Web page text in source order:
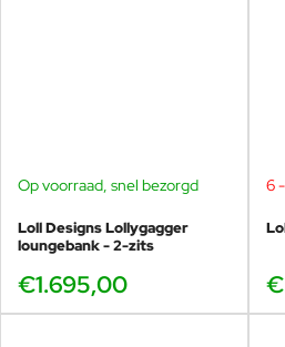
Op voorraad, snel bezorgd
Loll Designs Lollygagger
loungebank - 2-zits
€1.695,00
6